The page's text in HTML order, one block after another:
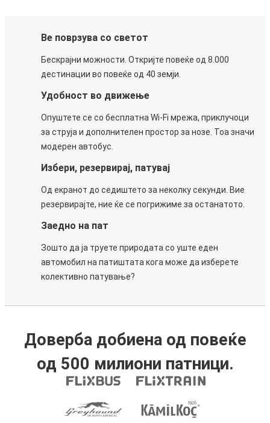
Ве поврзува со светот
Бескрајни можности. Откријте повеќе од 8.000
дестинации во повеќе од 40 земји.
Удобност во движење
Опуштете се со бесплатна Wi-Fi мрежа, приклучоци
за струја и дополнителен простор за нозе. Тоа значи
модерен автобус.
Избери, резервирај, патувај
Од екранот до седиштето за неколку секунди. Вие
резервирајте, ние ќе се погрижиме за останатото.
Заедно на пат
Зошто да ја труете природата со уште еден
автомобил на патиштата кога може да изберете
колективно патување?
Доверба добиена од повеќе
од 500 милиони патници.